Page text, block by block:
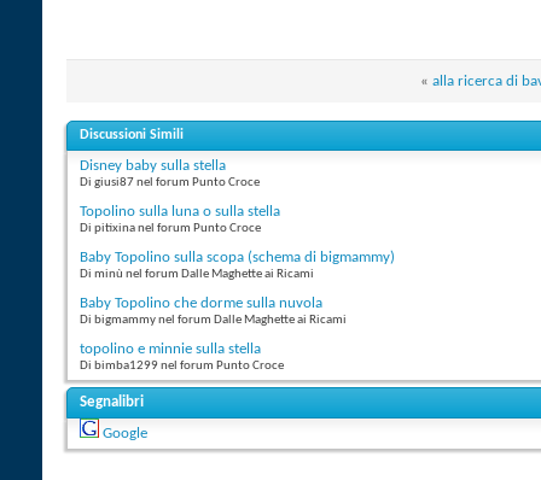
« alla ricerca di
Discussioni Simili
Disney baby sulla stella
Di giusi87 nel forum Punto Croce
Topolino sulla luna o sulla stella
Di pitixina nel forum Punto Croce
Baby Topolino sulla scopa (schema di bigmammy)
Di minù nel forum Dalle Maghette ai Ricami
Baby Topolino che dorme sulla nuvola
Di bigmammy nel forum Dalle Maghette ai Ricami
topolino e minnie sulla stella
Di bimba1299 nel forum Punto Croce
Segnalibri
Google